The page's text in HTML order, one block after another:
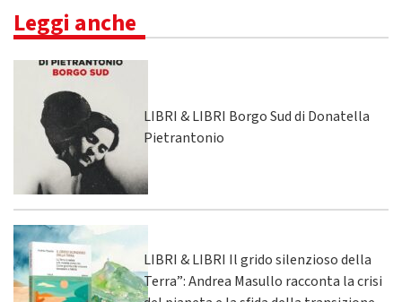
Leggi anche
LIBRI & LIBRI Borgo Sud di Donatella
Pietrantonio
LIBRI & LIBRI Il grido silenzioso della
Terra”: Andrea Masullo racconta la crisi